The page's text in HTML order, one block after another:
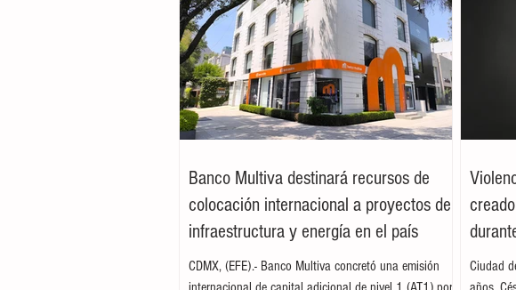
Banco Multiva destinará recursos de
colocación internacional a proyectos de
infraestructura y energía en el país
CDMX, (EFE).- Banco Multiva concretó una emisión
Ciudad